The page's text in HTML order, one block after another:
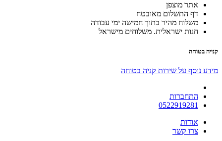
אתר מוצפן
דף התשלום מאובטח
משלוח מהיר בתוך חמישה ימי עבודה
חנות ישראלית. משלוחים מישראל
קנייה בטוחה
מידע נוסף על שירות קניה בטוחה
התחברות
0522919281
אודות
צרו קשר